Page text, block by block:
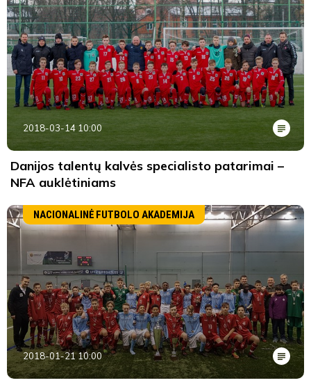
2018-03-14 10:00
Danijos talentų kalvės specialisto patarimai –
NFA auklėtiniams
NACIONALINĖ FUTBOLO AKADEMIJA
2018-01-21 10:00